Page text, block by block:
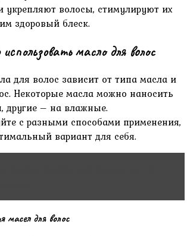
укрепляют волосы‚ стимулируют их
здоровый блеск.
масло для волос
для волос зависит от типа масла и
Некоторые масла можно наносить
другие – на влажные.
с разными способами применения‚
вариант для себя.
масел для волос